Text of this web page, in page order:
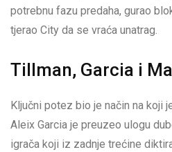
potrebnu fazu predaha, gurao
tjerao City da se vraća unatrag.
Tillman, Garcia i
Ključni potez bio je način na koji
Aleix Garcia je preuzeo ulogu
igrača koji iz zadnje trećine